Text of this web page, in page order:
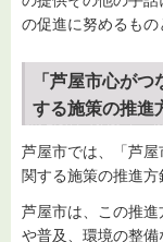
の促進に努めるもの
「芦屋市心が
する施策の推進
芦屋市では、「芦
関する施策の推進方
芦屋市は、この推
や普及、環境の整